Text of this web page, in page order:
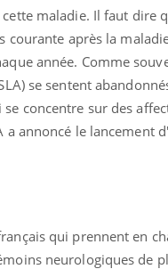
maladie. Il faut dire
après la
année. Comme
se sentent
concentre sur des
annoncé le lancement
qui prennent en
neurologiques de